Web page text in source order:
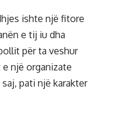
ishte një fitore
e tij iu dha
për ta veshur
një organizate
pati një karakter